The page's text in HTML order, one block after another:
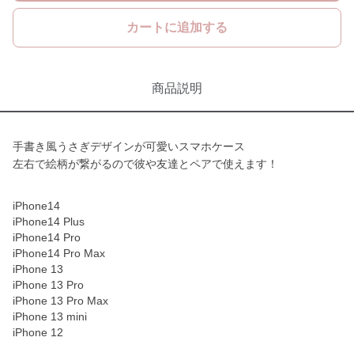
カートに追加する
商品説明
手書き風うさぎデザインが可愛いスマホケース
左右で絵柄が繋がるので彼や友達とペアで使えます！
iPhone14
iPhone14 Plus
iPhone14 Pro
iPhone14 Pro Max
iPhone 13
iPhone 13 Pro
iPhone 13 Pro Max
iPhone 13 mini
iPhone 12